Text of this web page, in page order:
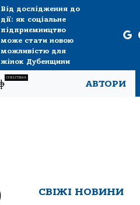
Від дослідження до
дії: як соціальне
підприємництво
може стати новою
можливістю для
жінок Дубенщини
СПЕЦТЕМА
АВТОРИ
СВІЖІ НОВИНИ